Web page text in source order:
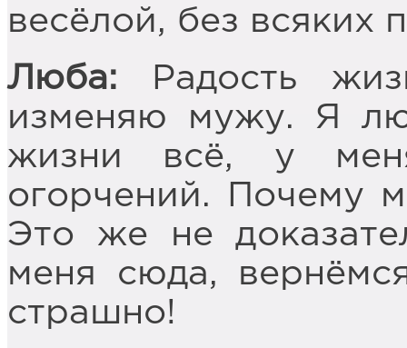
весёлой, без всяких
Люба: Радость
изменяю мужу. Я
жизни всё, у
огорчений. Почему
Это же не
меня сюда,
страшно!